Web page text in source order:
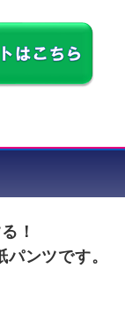
！
ンツです。